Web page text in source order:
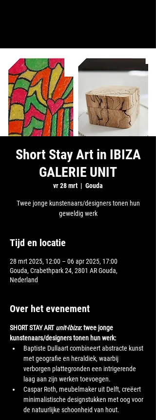
Short Stay Art in IBIZA
GALERIE UNIT
vr 28 mrt
  |
Gouda
Twee jonge kunstenaars/designers tonen hun
geweldig werk
Tijd en locatie
28 mrt 2025, 12:00 – 06 apr 2025, 17:00
Gouda, Crabethpark 24, 2801 AR Gouda,
Nederland
Over het evenement
SHORT STAY ART unit-Ibiza: twee jonge
kunstenaars/designers tonen hun werk:
Baptiste Dullaart combineert abstracte kunst
met geografie en heraldiek, waarbij
verborgen plattegronden een intrigerende
laag aan zijn werken toevoegen.
Caspar Roth, meubelmaker uit Delft, creëert
minimalistische designstukken met oog voor
de natuurlijke schoonheid van hout.